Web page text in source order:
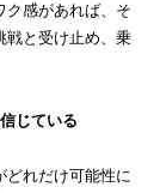
ク感があれば、そ
戦と受け止め、乗
じている
どれだけ可能性に